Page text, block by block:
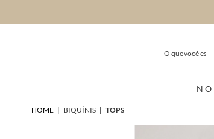
HOME | BIQUÍNIS | TOPS